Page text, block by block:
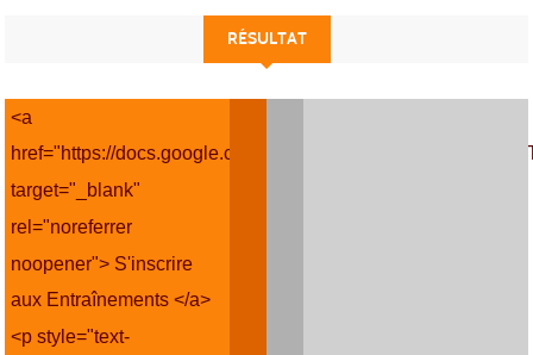
RÉSULTAT
<a
href="https://docs.google.com/forms/d/e/
target="_blank"
rel="noreferrer
noopener"> S'inscrire
aux Entraînements </a>
<p style="text-